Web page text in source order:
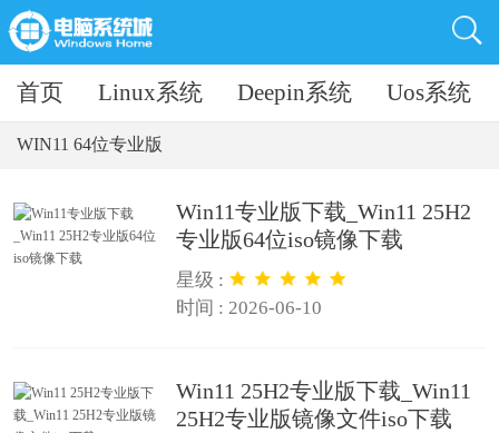
首页 Linux系统 Deepin系统 Uos系统
WIN11 64位专业版
Win11专业版下载_Win11 25H2
专业版64位iso镜像下载
星级 :
时间 : 2026-06-10
Win11 25H2专业版下载_Win11
25H2专业版镜像文件iso下载